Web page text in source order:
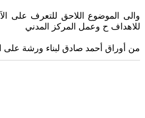
والى الموضوع اللاحق للتعرف على
للاهداف ح وعمل المركز المدني
من أوراق أحمد صادق لبناء ورشة على